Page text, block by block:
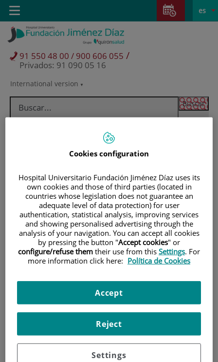
Saltar al contenido
Saltar
contenido
Selector
idioma
activo
es
International version
91 550 48 00 / 900 606 055 /
Privados: 91 090 05 16
Toggle
navigation
Pacientes y visitantes
Investigación
Cookies configuration
Hospital Universitario Fundación Jiménez Díaz uses its
own cookies and those of third parties (located in
countries whose legislation does not guarantee an
adequate level of data protection) for user
authentication, statistical analysis, improving services
and showing personalised advertising through the
analysis of your navigation. You can accept all cookies
by pressing the button "Accept cookies" or
configure/refuse them their use from this Settings. For
more information click here: Política de Cookies
Settings
Reject
Accept